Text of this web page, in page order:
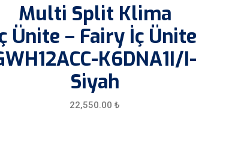
Multi Split Klima
Ünite – Fairy İç Ünite
K6DNA1I/I-
Siyah
22,550.00 ₺